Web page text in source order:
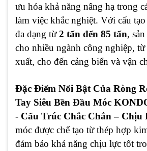
ưu hóa khả năng nâng hạ trong
làm việc khắc nghiệt. Với cấu
đa dạng từ2 tấn đến 85 tấn,
cho nhiều ngành công nghiệp,
xuất, cho đến cảng biển và vận
Đặc Điểm Nổi Bật Của Ròng
Tay Siêu Bền Đầu Móc
- Cấu Trúc Chắc Chắn – Chịu
móc được chế tạo từ thép hợp
đảm bảo khả năng chịu lực tốt